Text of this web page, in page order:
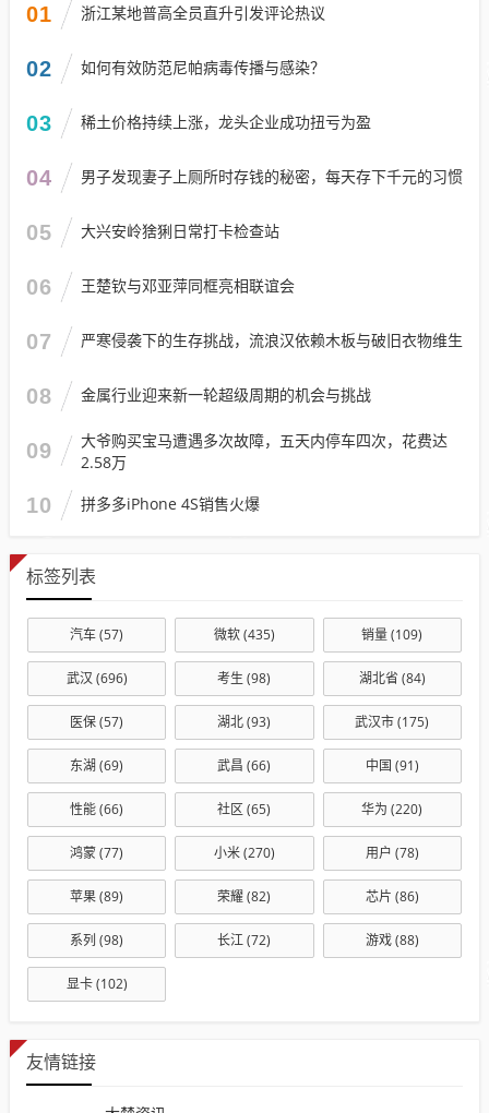
01 浙江某地普高全员直升引发评论热议
02 如何有效防范尼帕病毒传播与感染？
03 稀土价格持续上涨，龙头企业成功扭亏为盈
04 男子发现妻子上厕所时存钱的秘密，每天存下千元的习惯
05 大兴安岭猞猁日常打卡检查站
06 王楚钦与邓亚萍同框亮相联谊会
07 严寒侵袭下的生存挑战，流浪汉依赖木板与破旧衣物维生
08 金属行业迎来新一轮超级周期的机会与挑战
09
大爷购买宝马遭遇多次故障，五天内停车四次，花费达
2.58万
10 拼多多iPhone 4S销售火爆
标签列表
汽车(57) 微软(435) 销量(109)
武汉 (696) 考生 (98) 湖北省 (84)
医保(57) 湖北(93) 武汉市(175)
东湖 (69) 武昌 (66) 中国 (91)
性能(66) 社区 (65) 华为 (220)
鸿蒙(77) 小米(270) 用户 (78)
苹果(89) 荣耀(82) 芯片 (86)
系列 (98) 长江(72) 游戏(88)
显卡(102)
友情链接